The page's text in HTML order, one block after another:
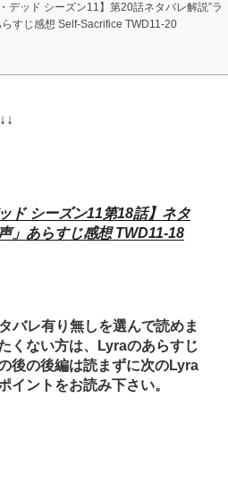
デッド シーズン11】第20話ネタバレ解説”ラ
らすじ感想 Self-Sacrifice TWD11-20
ド シーズン11第18話】ネタ
」あらすじ感想 TWD11-18
バレ有り無しを選んで読めま
くない方は、Lyraのあらすじ
後の後編は読まずに次のLyra
イントをお読み下さい。